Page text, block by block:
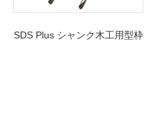
SDS Plus シャンク木工用型枠